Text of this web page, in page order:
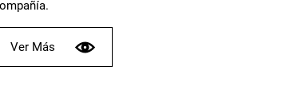
Ver Más